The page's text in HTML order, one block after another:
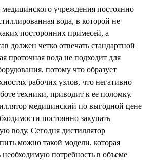
учреждения постоянно
вода, в которой не
посторонних примесей, а
должен четко отвечать стандартной
проточная вода не подходит для
потому что образует
рабочих узлов, что негативно
техники, приводит к ее поломку.
медицинский по выгодной цене
постоянно закупать
воду. Сегодня дистиллятор
можно такой модели, которая
необходимую потребность в объеме